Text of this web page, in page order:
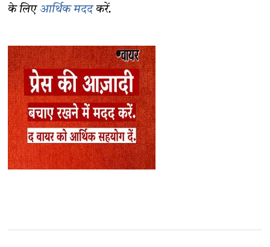
के लिए आर्थिक मददकरें.